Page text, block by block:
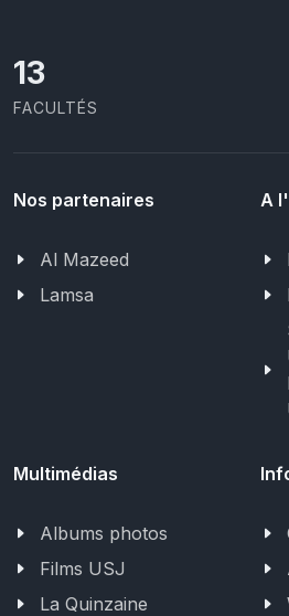
13
FACULTÉS
Nos partenaires
Al Mazeed
Lamsa
A
Multimédias
Albums photos
Films USJ
La Quinzaine